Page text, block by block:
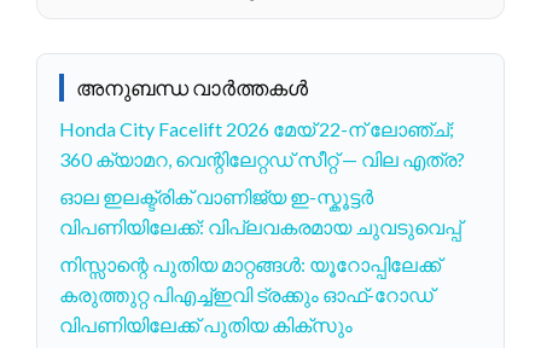
അനുബന്ധ വാർത്തകൾ
Honda City Facelift 2026 മേയ് 22-ന് ലോഞ്ച്;
360 ക്യാമറ, വെന്റിലേറ്റഡ് സീറ്റ് — വില എത്ര?
ഓല ഇലക്ട്രിക് വാണിജ്യ ഇ-സ്കൂട്ടർ
വിപണിയിലേക്ക്: വിപ്ലവകരമായ ചുവടുവെപ്പ്
നിസ്സാന്റെ പുതിയ മാറ്റങ്ങൾ: യൂറോപ്പിലേക്ക്
കരുത്തുറ്റ പിഎച്ച്ഇവി ട്രക്കും ഓഫ്-റോഡ്
വിപണിയിലേക്ക് പുതിയ കിക്സും